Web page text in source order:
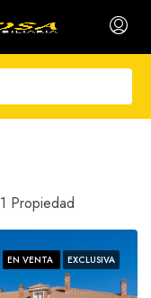
1 Propiedad
EN VENTA EXCLUSIVA